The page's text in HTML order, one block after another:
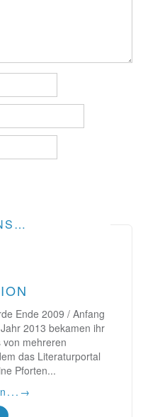
Ende 2009 / Anfang
2013 bekamen ihr
von mehreren
das Literaturportal
Pforten...
→